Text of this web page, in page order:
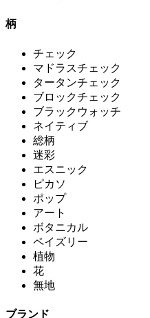
柄
チェック
マドラスチェック
タータンチェック
ブロックチェック
ブラックウォッチ
ネイティブ
総柄
迷彩
エスニック
ピカソ
ポップ
アート
ボタニカル
ペイズリー
植物
花
無地
ブランド